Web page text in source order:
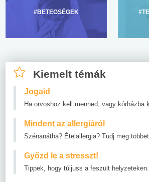
#BETEGSÉGEK
Kiemelt témák
Jogaid
Ha orvoshoz kell menned, vagy kórházba
Mindent az allergiáról
Szénanátha? Ételallergia? Tudj meg
Győzd le a stresszt!
Tippek, hogy túljuss a feszült helyzeteken.